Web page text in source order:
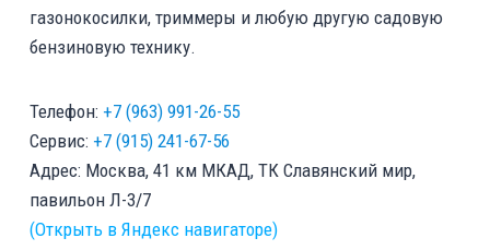
газонокосилки, триммеры и любую другую садовую
бензиновую технику.
Телефон: +7 (963) 991-26-55
Сервис: +7 (915) 241-67-56
Адрес: Москва, 41 км МКАД, ТК Славянский мир,
павильон Л-3/7
(Открыть в Яндекс навигаторе)